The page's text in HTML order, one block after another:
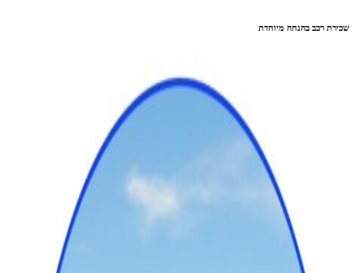
שכירת רכב בהנחה מיוחדת